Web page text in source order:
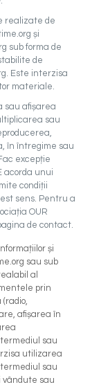
realizate de
și
sub forma de
de
Este interzisa
materiale.
sau afișarea
sau
în întregime sau
excepție
acorda unui
condiții
sens. Pentru a
OUR
de contact.
și
sau sub
al
prin
afișarea în
sau
utilizarea
sau
sau